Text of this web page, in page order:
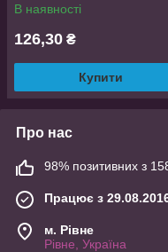
В наявності
126,30 ₴
Купити
Про нас
98% позитивних з
Працює з
м. Рівне
Рівне, Україна